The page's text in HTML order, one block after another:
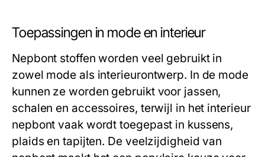
Toepassingen in mode en interieur
Nepbont stoffen worden veel gebruikt in
zowel mode als interieurontwerp. In de mode
kunnen ze worden gebruikt voor jassen,
schalen en accessoires, terwijl in het interieur
nepbont vaak wordt toegepast in kussens,
plaids en tapijten. De veelzijdigheid van